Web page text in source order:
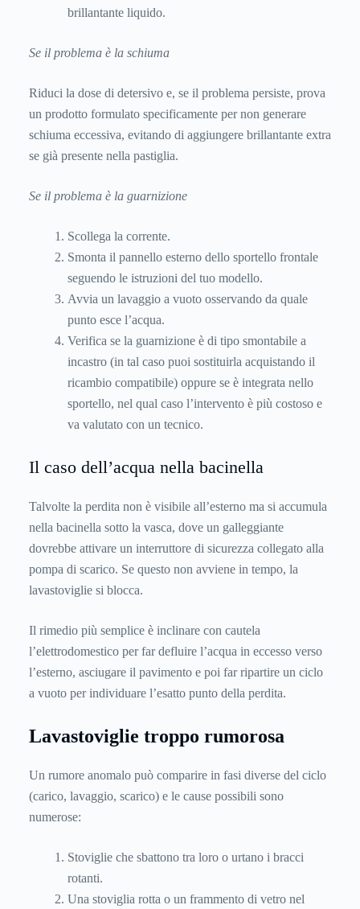
brillantante liquido.
Se il problema è la schiuma
Riduci la dose di detersivo e, se il problema persiste, prova
un prodotto formulato specificamente per non generare
schiuma eccessiva, evitando di aggiungere brillantante extra
se già presente nella pastiglia.
Se il problema è la guarnizione
Scollega la corrente.
Smonta il pannello esterno dello sportello frontale
seguendo le istruzioni del tuo modello.
Avvia un lavaggio a vuoto osservando da quale
punto esce l’acqua.
Verifica se la guarnizione è di tipo smontabile a
incastro (in tal caso puoi sostituirla acquistando il
ricambio compatibile) oppure se è integrata nello
sportello, nel qual caso l’intervento è più costoso e
va valutato con un tecnico.
Il caso dell’acqua nella bacinella
Talvolte la perdita non è visibile all’esterno ma si accumula
nella bacinella sotto la vasca, dove un galleggiante
dovrebbe attivare un interruttore di sicurezza collegato alla
pompa di scarico. Se questo non avviene in tempo, la
lavastoviglie si blocca.
Il rimedio più semplice è inclinare con cautela
l’elettrodomestico per far defluire l’acqua in eccesso verso
l’esterno, asciugare il pavimento e poi far ripartire un ciclo
a vuoto per individuare l’esatto punto della perdita.
Lavastoviglie troppo rumorosa
Un rumore anomalo può comparire in fasi diverse del ciclo
(carico, lavaggio, scarico) e le cause possibili sono
numerose:
Stoviglie che sbattono tra loro o urtano i bracci
rotanti.
Una stoviglia rotta o un frammento di vetro nel